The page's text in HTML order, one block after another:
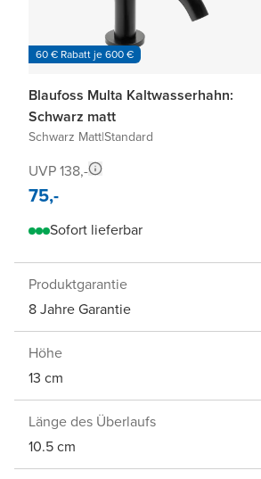
60 € Rabatt je 600 €
Blaufoss Multa Kaltwasserhahn:
Schwarz matt
Schwarz Matt|Standard
UVP 138,-
75,-
Sofort lieferbar
Produktgarantie
8 Jahre Garantie
Höhe
13 cm
Länge des Überlaufs
10.5 cm